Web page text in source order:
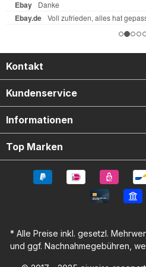
Kontakt
Kundenservice
Informationen
Top Marken
* Alle Preise inkl. gesetzl.
und ggf. Nachnahmegebühren,